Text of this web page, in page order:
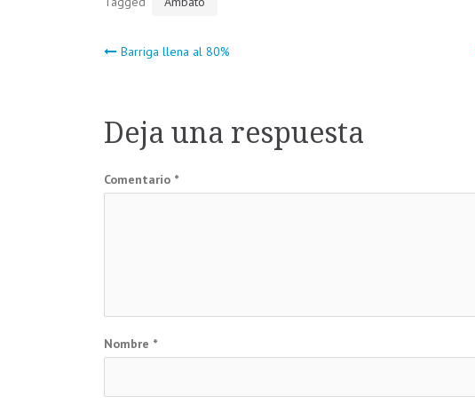
Navegación
entradas
Barriga llena al 80%
Deja una respuesta
Comentario *
Nombre *